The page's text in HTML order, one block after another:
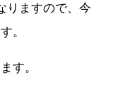
りますので、今
。
す。